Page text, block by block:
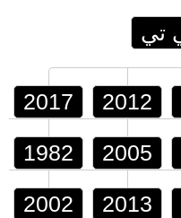
2017 2012
1982 2005
2002 2013